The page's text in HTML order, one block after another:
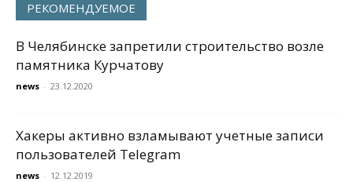
РЕКОМЕНДУЕМОЕ
В Челябинске запретили строительство возле
памятника Курчатову
news - 23.12.2020
Хакеры активно взламывают учетные записи
пользователей Telegram
news - 12.12.2019